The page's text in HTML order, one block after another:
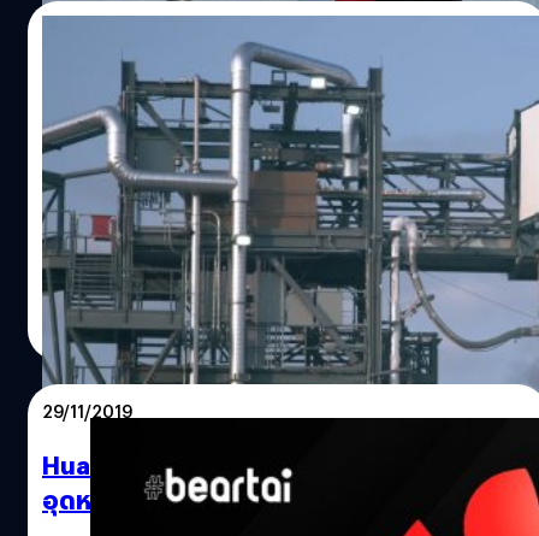
Blue Origin ฟ้อง NASA เซ็นสัญญากับ
SpaceX ด้านอีลอนแซะถ้าล็อบบี้แล้วไปอวกาศ
ได้ เบโซสคงอยู่พลูโตแล้ว
บลูออริจิน (Blue Origin) บริษัทผลิตระบบการบินอวกาศที่ก่อ
ตั้งโดย เจฟฟ์ เบโซส (Jeff Bezos) ได้ยื่นฟ้องนาซ่า (NASA)
ต่อศาลรัฐบาลกลาง ร้องถามความเป็นธรรมที่นาซ่าตกลงเซ็น
สัญญามูลค่า 2,940 ล้านเหรียญ (97,706 ล้านบาท) กับสเปซ
เอ็กซ์ (SpaceX) สำหรับพัฒนายานลงจอดบนดวงจันทร์ต่อไป
ว่าเป็นเรื่องผิดกฎหมายและไม่เหมาะสม
ศิลา วงศ์เจริญ| 1816 days ago
Read More
29/11/2019
Huawei จ่อฟ้อง FCC ห้ามผู้ให้บริการนำเงิน
อุดหนุนซื้ออุปกรณ์บริษัทเป็นภัยความมั่นคง